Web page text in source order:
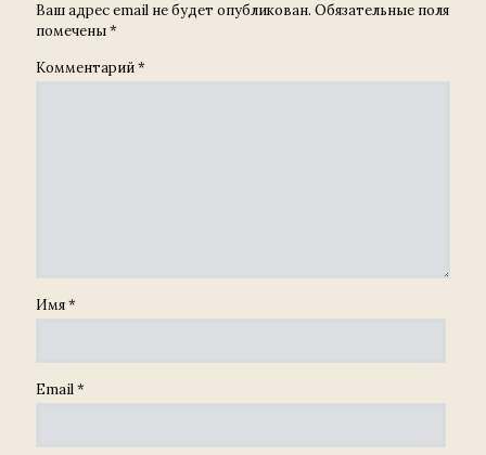
Ваш адрес email не будет опубликован. Обязательные поля
помечены*
Комментарий*
Имя*
Email*